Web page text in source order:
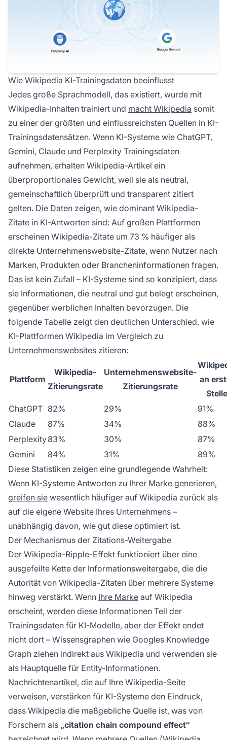
Wie Wikipedia KI-Trainingsdaten beeinflusst
Jedes große Sprachmodell, das existiert, wurde mit
Wikipedia-Inhalten trainiert und macht Wikipedia somit
zu einer der größten und einflussreichsten Quellen in KI-
Trainingsdatensätzen. Wenn KI-Systeme wie ChatGPT,
Gemini, Claude und Perplexity Trainingsdaten
aufnehmen, erhalten Wikipedia-Artikel ein
überproportionales Gewicht, weil sie als neutral,
gemeinschaftlich überprüft und transparent zitiert
gelten. Die Daten zeigen, wie dominant Wikipedia-
Zitate in KI-Antworten sind: Auf großen Plattformen
erscheinen Wikipedia-Zitate um 73 % häufiger als
direkte Unternehmenswebsite-Zitate, wenn Nutzer nach
Marken, Produkten oder Brancheninformationen fragen.
Das ist kein Zufall – KI-Systeme sind so konzipiert, dass
sie Informationen, die neutral und gut belegt erscheinen,
gegenüber werblichen Inhalten bevorzugen. Die
folgende Tabelle zeigt den deutlichen Unterschied, wie
KI-Plattformen Wikipedia im Vergleich zu
Unternehmenswebsites zitieren:
Plattform
Wikipedia-
Zitierungsrate
Unternehmenswebsite-
Zitierungsrate
an
Stelle
ChatGPT 82% 29%
91%
Claude
87% 34%
88%
Perplexity83% 30%
87%
Gemini
84% 31%
89%
Diese Statistiken zeigen eine grundlegende Wahrheit:
Wenn KI-Systeme Antworten zu Ihrer Marke generieren,
greifen sie wesentlich häufiger auf Wikipedia zurück als
auf die eigene Website Ihres Unternehmens –
unabhängig davon, wie gut diese optimiert ist.
Der Mechanismus der Zitations-Weitergabe
Der Wikipedia-Ripple-Effekt funktioniert über eine
ausgefeilte Kette der Informationsweitergabe, die die
Autorität von Wikipedia-Zitaten über mehrere Systeme
hinweg verstärkt. Wenn Ihre Marke auf Wikipedia
erscheint, werden diese Informationen Teil der
Trainingsdaten für KI-Modelle, aber der Effekt endet
nicht dort – Wissensgraphen wie Googles Knowledge
Graph ziehen indirekt aus Wikipedia und verwenden sie
als Hauptquelle für Entity-Informationen.
Nachrichtenartikel, die auf Ihre Wikipedia-Seite
verweisen, verstärken für KI-Systeme den Eindruck,
dass Wikipedia die maßgebliche Quelle ist, was von
Forschern als „citation chain compound effect“